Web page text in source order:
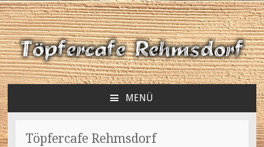
MENÜ
SPRINGEN
Töpfercafe Rehmsdorf